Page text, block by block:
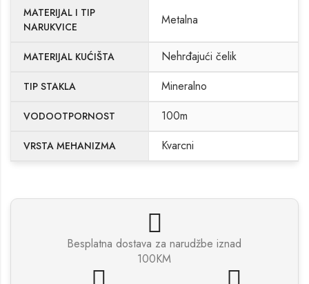
MATERIJAL I TIP
NARUKVICE
Metalna
MATERIJAL KUĆIŠTA Nehrđajući čelik
TIP STAKLA Mineralno
VODOOTPORNOST 100m
VRSTA MEHANIZMA Kvarcni
Besplatna dostava za narudžbe iznad
100KM